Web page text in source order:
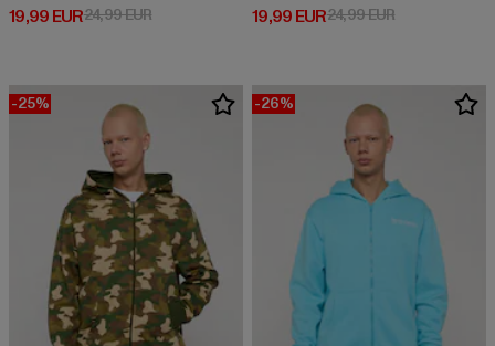
19,99 EUR
Prix courant: 19,99 EUR
24,99 EURPrix en promotion: 24,99 EUR
19,99 EUR
Prix courant: 19,99 EUR
24,99 EURPrix en
-25% -26%